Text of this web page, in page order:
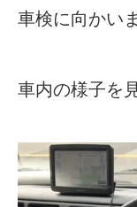
車検に向かい
車内の様子を